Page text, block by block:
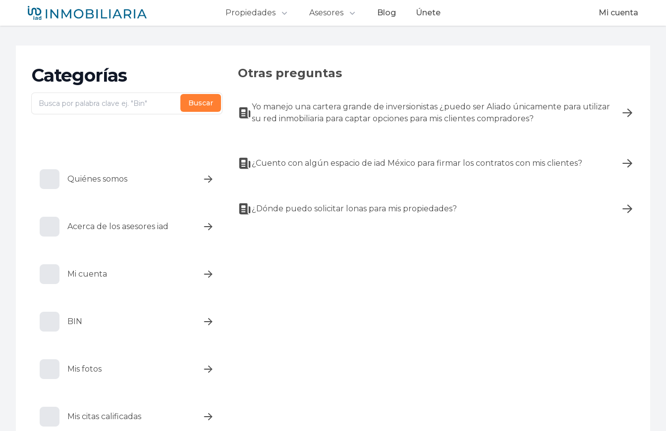
iad México Propiedades Asesores Blog Únete Mi cuenta
Categorías
Buscar
Quiénes somos
Acerca de los asesores iad
Mi cuenta
BIN
Mis fotos
Mis citas calificadas
Otras preguntas
Yo manejo una cartera grande de inversionistas ¿puedo ser Aliado únicamente para utilizar
su red inmobiliaria para captar opciones para mis clientes compradores?
¿Cuento con algún espacio de iad México para firmar los contratos con mis clientes?
¿Dónde puedo solicitar lonas para mis propiedades?